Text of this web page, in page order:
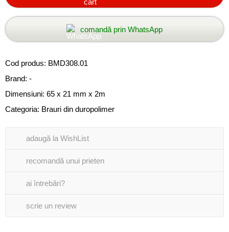
comandă prin WhatsApp
Cod produs: BMD308.01
Brand: -
Dimensiuni: 65 x 21 mm x 2m
Categoria: Brauri din duropolimer
adaugă la WishList
recomandă unui prieten
ai întrebări?
scrie un review